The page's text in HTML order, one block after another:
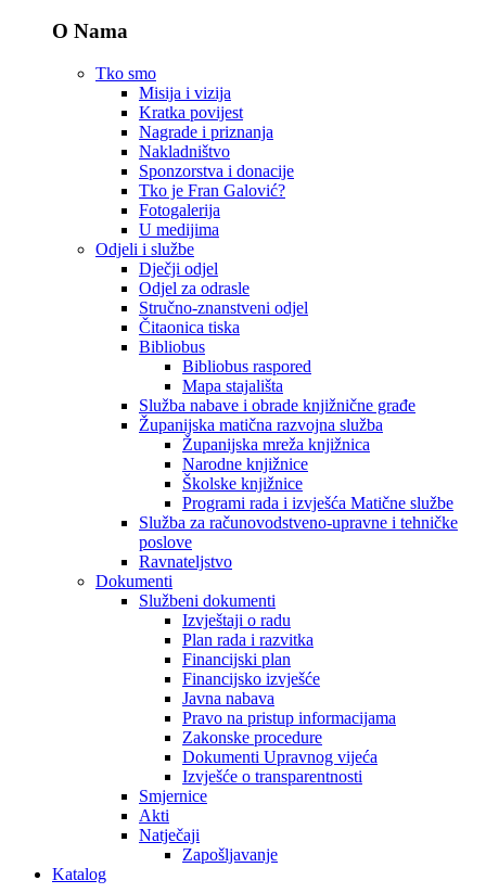
O Nama
Tko smo
Misija i vizija
Kratka povijest
Nagrade i priznanja
Nakladništvo
Sponzorstva i donacije
Tko je Fran Galović?
Fotogalerija
U medijima
Odjeli i službe
Dječji odjel
Odjel za odrasle
Stručno-znanstveni odjel
Čitaonica tiska
Bibliobus
Bibliobus raspored
Mapa stajališta
Služba nabave i obrade knjižnične građe
Županijska matična razvojna služba
Županijska mreža knjižnica
Narodne knjižnice
Školske knjižnice
Programi rada i izvješća Matične službe
Služba za računovodstveno-upravne i tehničke
poslove
Ravnateljstvo
Dokumenti
Službeni dokumenti
Izvještaji o radu
Plan rada i razvitka
Financijski plan
Financijsko izvješće
Javna nabava
Pravo na pristup informacijama
Zakonske procedure
Dokumenti Upravnog vijeća
Izvješće o transparentnosti
Smjernice
Akti
Natječaji
Zapošljavanje
Katalog